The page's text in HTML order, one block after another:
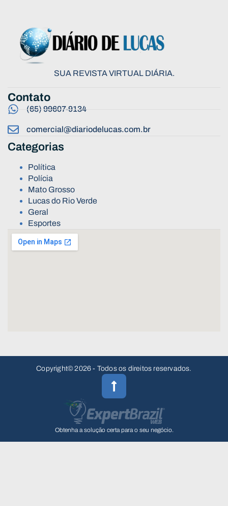
SUA REVISTA VIRTUAL DIÁRIA.
Contato
(65) 99607-9134
comercial@diariodelucas.com.br
Categorias
Política
Polícia
Mato Grosso
Lucas do Rio Verde
Geral
Esportes
Copyright© 2026 - Todos os direitos reservados.
Obtenha a solução certa para o seu negócio.